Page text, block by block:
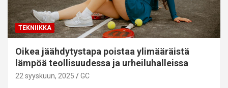
TEKNIIKKA
Oikea jäähdytystapa poistaa ylimääräistä
lämpöä teollisuudessa ja urheiluhalleissa
22 syyskuun, 2025 GC